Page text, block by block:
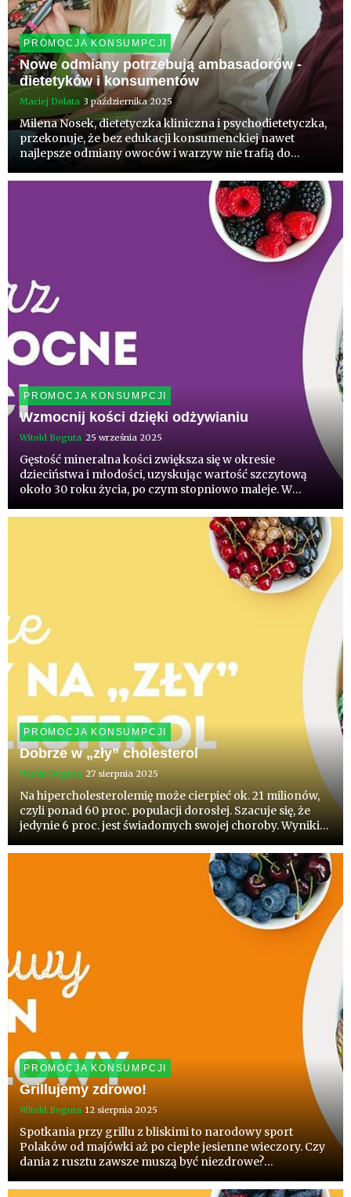
PROMOCJA KONSUMPCJI
Nowe odmiany potrzebują ambasadorów -
dietetyków i konsumentów
Maciej Dolata 3 października 2025
Milena Nosek, dietetyczka kliniczna i psychodietetyczka,
przekonuje, że bez edukacji konsumenckiej nawet
najlepsze odmiany owoców i warzyw nie trafią do
doradzać, ale też inspirować i otwierać ludzi na nowe
PROMOCJA KONSUMPCJI
Wzmocnij kości dzięki odżywianiu
Witold Boguta 25 września 2025
Gęstość mineralna kości zwiększa się w okresie
dzieciństwa i młodości, uzyskując wartość szczytową
około 30 roku życia, po czym stopniowo maleje. W
wapń oraz szereg innych składników diety, które
PROMOCJA KONSUMPCJI
Dobrze w „zły” cholesterol
Witold Boguta 27 sierpnia 2025
Na hipercholesterolemię może cierpieć ok. 21 milionów,
czyli ponad 60 proc. populacji dorosłej. Szacuje się, że
jedynie 6 proc. jest świadomych swojej choroby. Wyniki
czynników zgonu z powodu chorób sercowo-
PROMOCJA KONSUMPCJI
Grillujemy zdrowo!
Witold Boguta 12 sierpnia 2025
Spotkania przy grillu z bliskimi to narodowy sport
Polaków od majówki aż po ciepłe jesienne wieczory. Czy
dania z rusztu zawsze muszą być niezdrowe?
grillowania, wybierzemy wysokiej jakości produkty oraz